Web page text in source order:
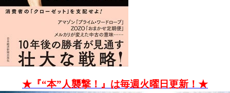
★『“本”人襲撃！』は毎週火曜日更新！★